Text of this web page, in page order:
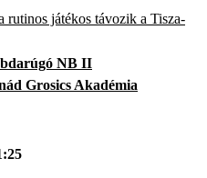
rutinos játékos távozik a Tisza-
NB II
Grosics Akadémia